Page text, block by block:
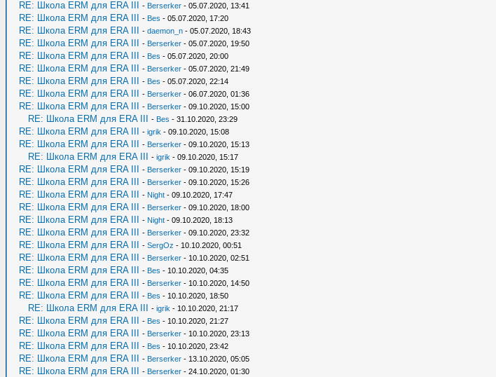
RE: Школа ERM для ERA III - Berserker - 05.07.2020, 13:41
RE: Школа ERM для ERA III - Bes - 05.07.2020, 17:20
RE: Школа ERM для ERA III - daemon_n - 05.07.2020, 18:43
RE: Школа ERM для ERA III - Berserker - 05.07.2020, 19:50
RE: Школа ERM для ERA III - Bes - 05.07.2020, 20:00
RE: Школа ERM для ERA III - Berserker - 05.07.2020, 21:49
RE: Школа ERM для ERA III - Bes - 05.07.2020, 22:14
RE: Школа ERM для ERA III - Berserker - 06.07.2020, 01:36
RE: Школа ERM для ERA III - Berserker - 09.10.2020, 15:00
RE: Школа ERM для ERA III - Bes - 31.10.2020, 23:29
RE: Школа ERM для ERA III - igrik - 09.10.2020, 15:08
RE: Школа ERM для ERA III - Berserker - 09.10.2020, 15:13
RE: Школа ERM для ERA III - igrik - 09.10.2020, 15:17
RE: Школа ERM для ERA III - Berserker - 09.10.2020, 15:19
RE: Школа ERM для ERA III - Berserker - 09.10.2020, 15:26
RE: Школа ERM для ERA III - Night - 09.10.2020, 17:47
RE: Школа ERM для ERA III - Berserker - 09.10.2020, 18:00
RE: Школа ERM для ERA III - Night - 09.10.2020, 18:13
RE: Школа ERM для ERA III - Berserker - 09.10.2020, 23:32
RE: Школа ERM для ERA III - SergOz - 10.10.2020, 00:51
RE: Школа ERM для ERA III - Berserker - 10.10.2020, 02:51
RE: Школа ERM для ERA III - Bes - 10.10.2020, 04:35
RE: Школа ERM для ERA III - Berserker - 10.10.2020, 14:50
RE: Школа ERM для ERA III - Bes - 10.10.2020, 18:50
RE: Школа ERM для ERA III - igrik - 10.10.2020, 21:17
RE: Школа ERM для ERA III - Bes - 10.10.2020, 21:27
RE: Школа ERM для ERA III - Berserker - 10.10.2020, 23:13
RE: Школа ERM для ERA III - Bes - 10.10.2020, 23:42
RE: Школа ERM для ERA III - Berserker - 13.10.2020, 05:05
RE: Школа ERM для ERA III - Berserker - 24.10.2020, 01:30